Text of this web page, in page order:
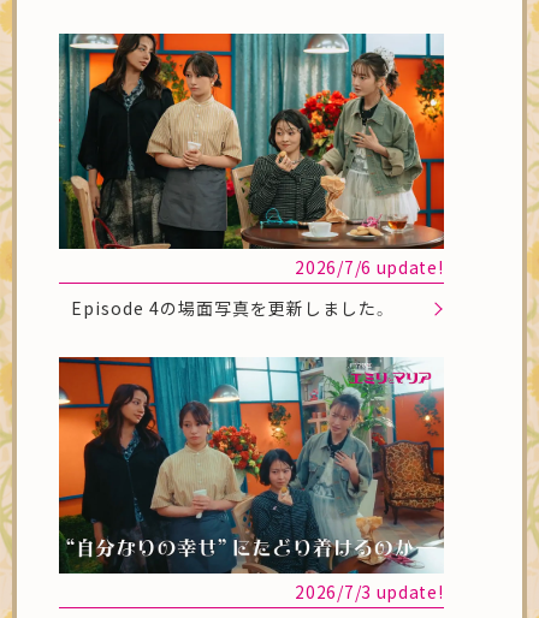
2026/7/6 update!
Episode 4の場面写真を更新しました。
2026/7/3 update!